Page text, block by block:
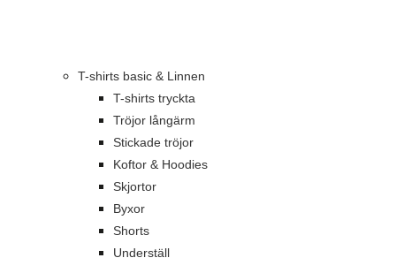
T-shirts basic & Linnen
T-shirts tryckta
Tröjor långärm
Stickade tröjor
Koftor & Hoodies
Skjortor
Byxor
Shorts
Underställ